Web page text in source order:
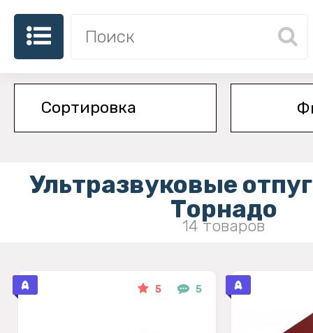
Ультразвуковые
Торнадо
14 товаров
5 5